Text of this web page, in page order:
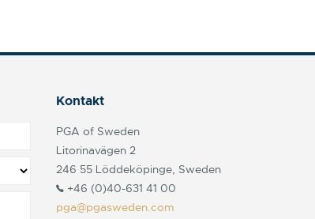
Kontakt
PGA of Sweden
Litorinavägen 2
246 55 Löddeköpinge, Sweden
+46 (0)40-631 41 00
pga@pgasweden.com